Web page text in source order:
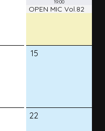
19:00
OPEN MIC Vol.82
15
22